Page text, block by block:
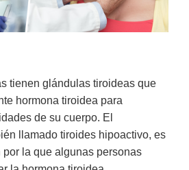
tienen glándulas tiroideas que
hormona tiroidea para
de su cuerpo. El
llamado tiroides hipoactivo, es
por la que algunas personas